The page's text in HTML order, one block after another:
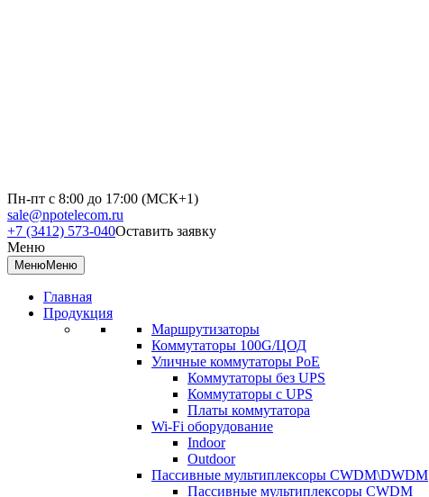
Пн-пт с 8:00 до 17:00 (МСК+1)
sale@npotelecom.ru
+7 (3412) 573-040Оставить заявку
Меню
МенюМеню
Главная
Продукция
Маршрутизаторы
Коммутаторы 100G/ЦОД
Уличные коммутаторы PoE
Коммутаторы без UPS
Коммутаторы с UPS
Платы коммутатора
Wi-Fi оборудование
Indoor
Outdoor
Пассивные мультиплексоры CWDM\DWDM
Пассивные мультиплексоры CWDM